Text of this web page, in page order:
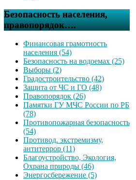
Безопасность населения,
правопорядок….
Финансовая грамотность
населения (54)
Безопасность на водоемах (25)
Выборы (2)
Градостроительство (42)
Защита от ЧС и ГО (48)
Правопорядок (26)
Памятки ГУ МЧС России по РБ
(78)
Противопожарная безопасность
(54)
Противод. экстремизму,
антитеррор (11)
Благоустройство, Экология,
Охрана природы (46)
Энергосбережение (5)